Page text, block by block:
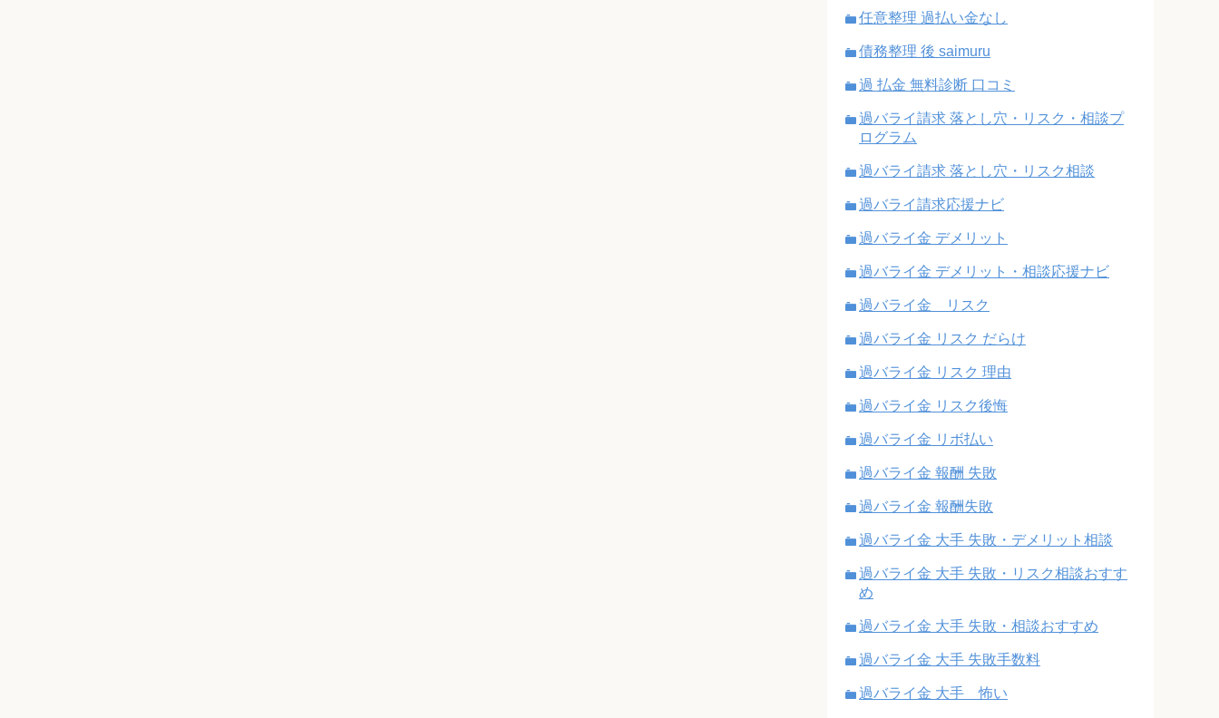
任意整理 過払い金なし
債務整理 後 saimuru
過 払金 無料診断 口コミ
過バライ請求 落とし穴・リスク・相談プ
ログラム
過バライ請求 落とし穴・リスク相談
過バライ請求応援ナビ
過バライ金 デメリット
過バライ金 デメリット・相談応援ナビ
過バライ金 リスク
過バライ金 リスク だらけ
過バライ金 リスク 理由
過バライ金 リスク後悔
過バライ金 リボ払い
過バライ金 報酬 失敗
過バライ金 報酬失敗
過バライ金 大手 失敗・デメリット相談
過バライ金 大手 失敗・リスク相談おすす
め
過バライ金 大手 失敗・相談おすすめ
過バライ金 大手 失敗手数料
過バライ金 大手 怖い